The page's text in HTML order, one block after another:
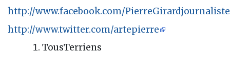
http://www.facebook.com/PierreGirardjournaliste
http://www.twitter.com/artepierre
TousTerriens